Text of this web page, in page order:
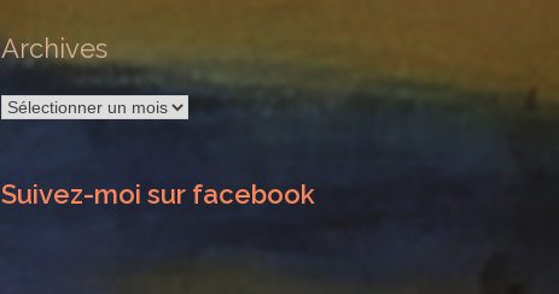
Archives
Archives
Suivez-moi sur facebook